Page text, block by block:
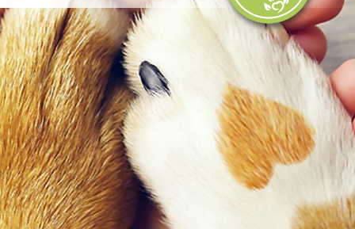
VITALPRODUKTE
KOSMETIK
UNTERNEHMEN
SHOP
KARRIERE
LOGIN